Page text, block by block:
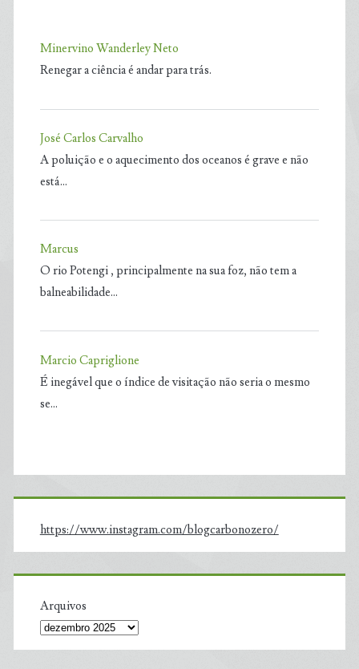
Minervino Wanderley Neto
Renegar a ciência é andar para trás.
José Carlos Carvalho
A poluição e o aquecimento dos oceanos é grave e não
está…
Marcus
O rio Potengi , principalmente na sua foz, não tem a
balneabilidade…
Marcio Capriglione
É inegável que o índice de visitação não seria o mesmo
se…
https://www.instagram.com/blogcarbonozero/
Arquivos